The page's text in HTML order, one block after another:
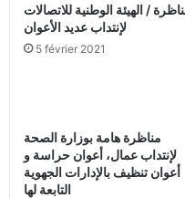
/ الهيئة الوطنية للاتصالات
لإنتداب عديد الأعوان
5 février 2021
مناظرة هامة بوزارة الصحة
لإنتداب عمال، أعوان حراسة و
أعوان تنظيف بالإدارات الجهوية
التابعة لها